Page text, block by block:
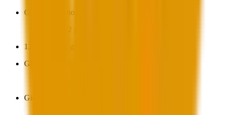
Giorno 4 (11 novembre):
12 novembre: giorno di pausa
Giorno 5 (13 novembre):
Giorno 6 (14 novembre):